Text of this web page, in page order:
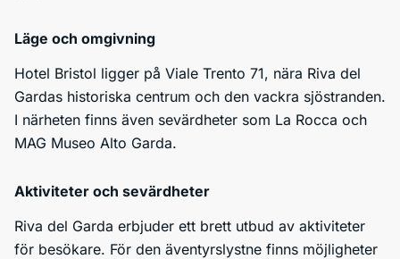
Läge och omgivning
Hotel Bristol ligger på Viale Trento 71, nära Riva del
Gardas historiska centrum och den vackra sjöstranden.
I närheten finns även sevärdheter som La Rocca och
MAG Museo Alto Garda.
Aktiviteter och sevärdheter
Riva del Garda erbjuder ett brett utbud av aktiviteter
för besökare. För den äventyrslystne finns möjligheter